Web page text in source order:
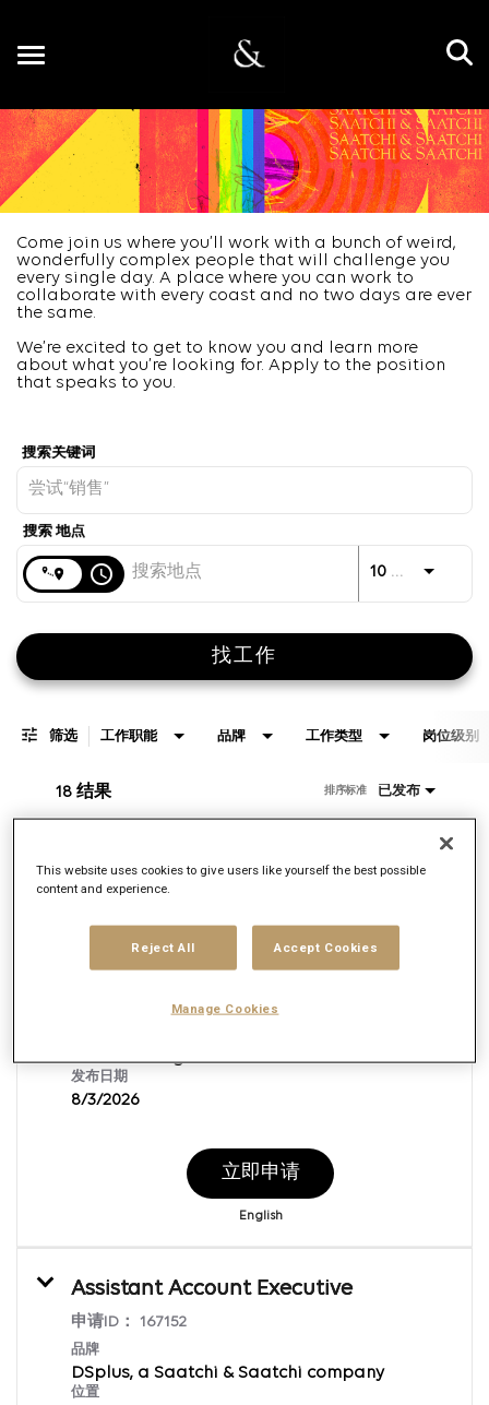
Toggle
navigation
CN
Come join us where you’ll work with a bunch of weird,
wonderfully complex people that will challenge you
every single day. A place where you can work to
collaborate with every coast and no two days are ever
the same.
We’re excited to get to know you and learn more
about what you’re looking for. Apply to the position
that speaks to you.
access_time 10 公里
找工作
筛选 工作职能 品牌 工作类型 岗位级别
18 结果 已发布
排序标准
Account Executive
申请ID：169276
品牌
Saatchi US
位置
Client Management
发布日期
8/3/2026
立即申请
English
Assistant Account Executive
申请ID： 167152
品牌
DSplus, a Saatchi & Saatchi company
位置
This website uses cookies to give users like yourself the best possible
content and experience.
Reject All Accept Cookies
Manage Cookies